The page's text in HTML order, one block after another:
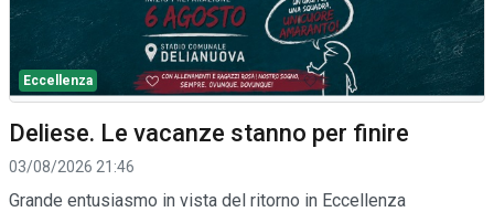
Eccellenza
Deliese. Le vacanze stanno per finire
03/08/2026 21:46
Grande entusiasmo in vista del ritorno in Eccellenza